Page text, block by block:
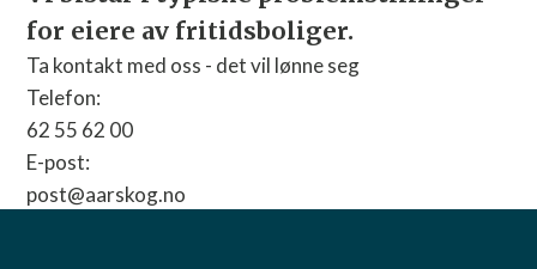
for eiere av fritidsboliger.
Ta kontakt med oss - det vil lønne seg
Telefon:
62 55 62 00
E-post:
post@aarskog.no